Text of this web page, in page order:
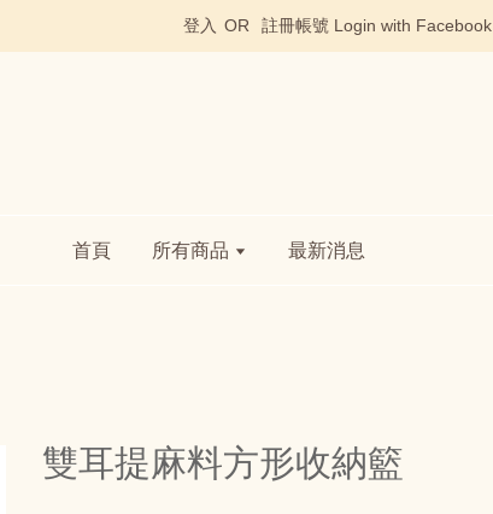
登入 OR 註冊帳號 Login with Facebook
首頁 所有商品 最新消息
雙耳提麻料方形收納籃